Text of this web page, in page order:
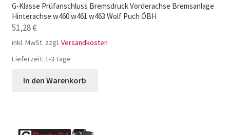
G-Klasse Prüfanschluss Bremsdruck Vorderachse Bremsanlage
Hinterachse w460 w461 w463 Wolf Puch ÖBH
51,28€
inkl. MwSt. zzgl. Versandkosten
Lieferzeit: 1-3 Tage
In den Warenkorb